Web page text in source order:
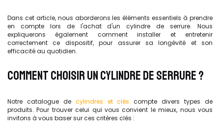
Dans cet article, nous aborderons les éléments essentiels à prendre
en compte lors de l'achat d'un cylindre de serrure.
Nous
expliquerons également comment installer et entretenir
correctement ce dispositif, pour assurer sa longévité et son
efficacité au quotidien.
COMMENT CHOISIR UN CYLINDRE DE SERRURE ?
Notre catalogue de cylindres et clés compte divers types de
produits. Pour trouver celui qui vous convient le mieux, nous vous
invitons à vous baser sur ces critères clés :